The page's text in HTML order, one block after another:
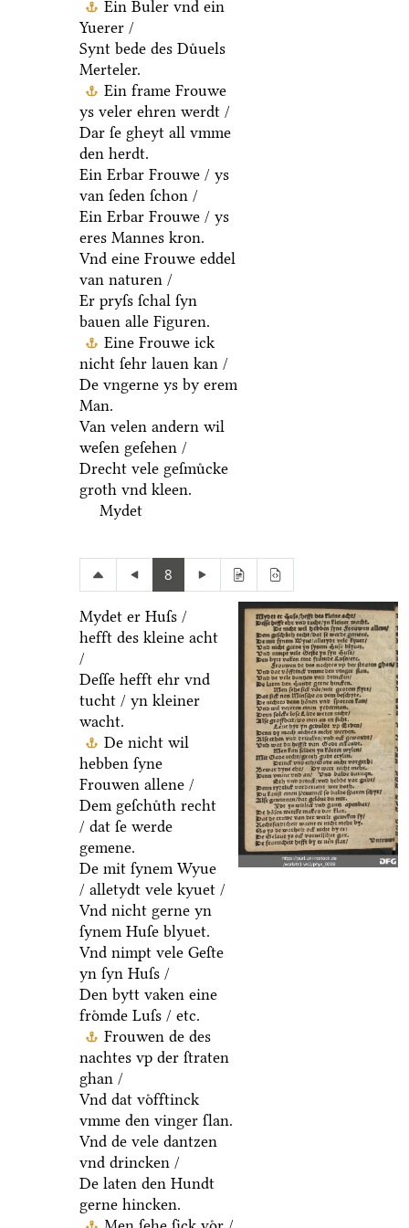
Ein Buler vnd ein
Yuerer /
Synt bede des Duͤuels
Merteler.
Ein frame Frouwe
ys veler ehren werdt /
Dar ſe gheyt all vmme
den herdt.
Ein Erbar Frouwe / ys
van ſeden ſchon /
Ein Erbar Frouwe / ys
eres Mannes kron.
Vnd eine Frouwe eddel
van naturen /
Er pryſs ſchal ſyn
bauen alle Figuren.
Eine Frouwe ick
nicht ſehr lauen kan /
De vngerne ys by erem
Man.
Van velen andern wil
weſen geſehen /
Drecht vele geſmuͤcke
groth vnd kleen.
Mydet
8
Mydet er Huſs /
hefft des kleine acht
/
Deſſe hefft ehr vnd
tucht / yn kleiner
wacht.
De nicht wil
hebben ſyne
Frouwen allene /
Dem geſchuͤth recht
/ dat ſe werde
gemene.
De mit ſynem Wyue
/ alletydt vele kyuet /
Vnd nicht gerne yn
ſynem Huſe blyuet.
Vnd nimpt vele Geſte
yn ſyn Huſs /
Den bytt vaken eine
froͤmde Luſs / etc.
Frouwen de des
nachtes vp der ſtraten
ghan /
Vnd dat voͤfftinck
vmme den vinger ſlan.
Vnd de vele dantzen
vnd drincken /
De laten den Hundt
gerne hincken.